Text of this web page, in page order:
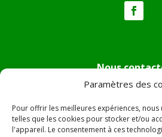
Paramètres des
Pour offrir les meilleures expériences,
telles que les cookies pour stocker et/ou
l'appareil. Le consentement à ces
Nous
Tél :
Mail:
Adresse :Hôtel de ville de
Le village